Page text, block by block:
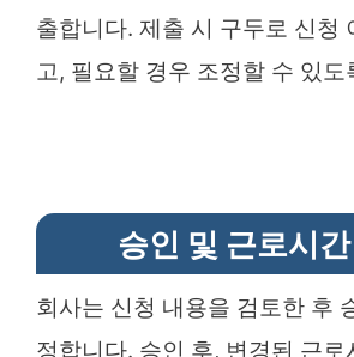
출합니다. 제출 시 구두로 신청
고, 필요할 경우 조정할 수 있
승인 및 근로시
회사는 신청 내용을 검토한 후
정합니다. 승인 후, 변경된 근로